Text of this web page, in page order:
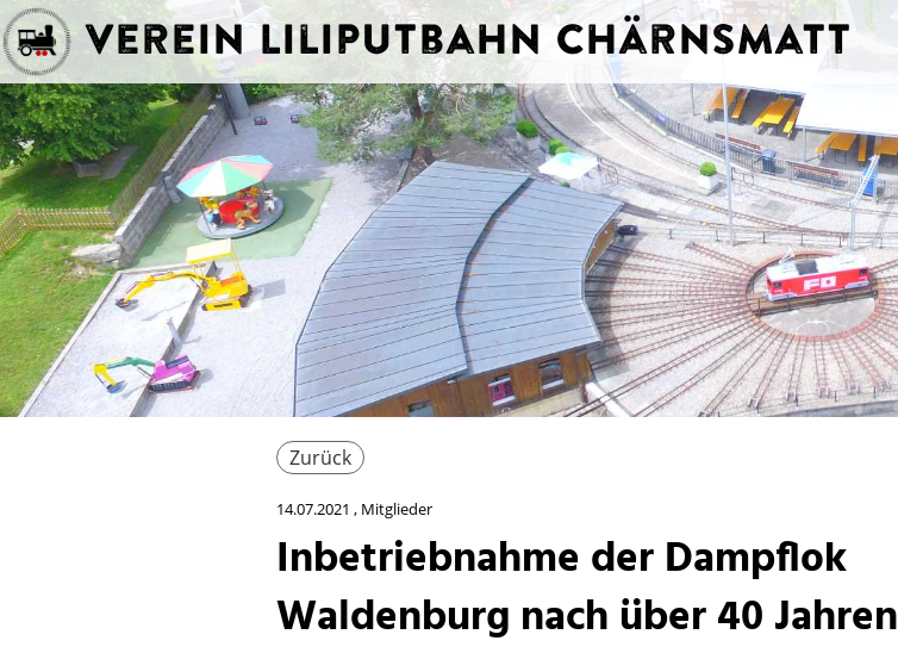
Verein Liliputbahn Chärnsmatt
Zurück
14.07.2021 , Mitglieder
Inbetriebnahme der Dampflok
Waldenburg nach über 40 Jahren